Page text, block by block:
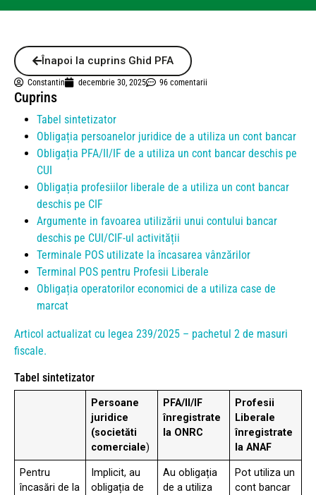
Înapoi la cuprins Ghid PFA
Constantin decembrie 30, 2025 96 comentarii
Cuprins
Tabel sintetizator
Obligația persoanelor juridice de a utiliza un cont bancar
Obligația PFA/II/IF de a utiliza un cont bancar deschis pe
CUI
Obligația profesiilor liberale de a utiliza un cont bancar
deschis pe CIF
Argumente in favoarea utilizării unui contului bancar
deschis pe CUI/CIF-ul activității
Terminale POS utilizate la încasarea vânzărilor
Terminal POS pentru Profesii Liberale
Obligația operatorilor economici de a utiliza case de
marcat
Articol actualizat cu legea 239/2025 – pachetul 2 de masuri
fiscale.
Tabel sintetizator
Persoane
juridice
(societăti
comerciale)
PFA/II/IF
înregistrate
la ONRC
Profesii
Liberale
înregistrate
la ANAF
Pentru
încasări de la
Implicit, au
obligația de
Au obligația
de a utiliza
Pot utiliza un
cont bancar